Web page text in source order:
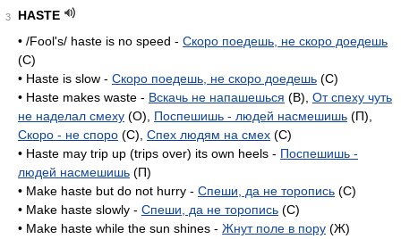
3
HASTE
• /Fool's/ haste is no speed - Скоро поедешь, не скоро доедешь
(C)
• Haste is slow - Скоро поедешь, не скоро доедешь (C)
• Haste makes waste - Вскачь не напашешься (B), От спеху чуть
не наделал смеху (O), Поспешишь - людей насмешишь (П),
Скоро - не споро (C), Спех людям на смех (C)
• Haste may trip up (trips over) its own heels - Поспешишь -
людей насмешишь (П)
• Make haste but do not hurry - Спеши, да не торопись (C)
• Make haste slowly - Спеши, да не торопись (C)
• Make haste while the sun shines - Жнут поле в пору (Ж)